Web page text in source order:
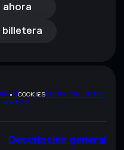
ahora
billetera
COOKIESMAPA DEL SITIO
MARCA
Descripción general